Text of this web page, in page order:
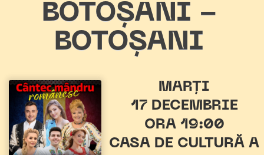
BOTOȘANI -
BOTOȘANI
MARȚI
17 DECEMBRIE
ORA 19:00
CASA DE CULTURĂ A